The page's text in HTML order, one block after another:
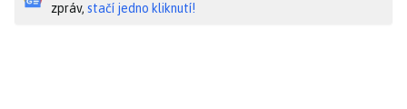
zpráv, stačí jedno kliknutí!